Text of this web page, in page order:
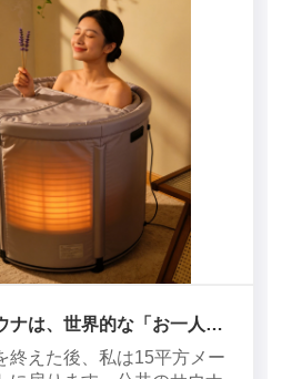
体、カーボン ナノチューブ
合) は IoT と AI テクノロジ
ナは、世界的な「お一人様
しいセルフケア感覚として
終えた後、私は15平方メー